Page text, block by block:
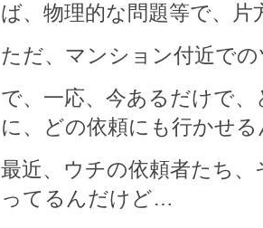
ば、物理的な問題等で、
ただ、マンション付近で
で、一応、今あるだけで
に、どの依頼にも行かせ
最近、ウチの依頼者たち
ってるんだけど…